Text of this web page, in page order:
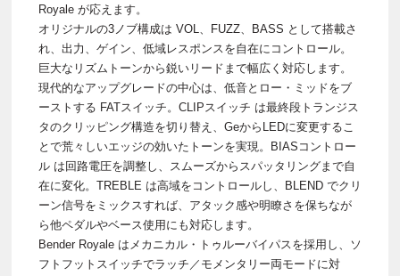
Royale が応えます。
オリジナルの3ノブ構成は VOL、FUZZ、BASS として搭載さ
れ、出力、ゲイン、低域レスポンスを自在にコントロール。
巨大なリズムトーンから鋭いリードまで幅広く対応します。
現代的なアップグレードの中心は、低音とロー・ミッドをブ
ーストする FATスイッチ。CLIPスイッチ は最終段トランジス
タのクリッピング構造を切り替え、GeからLEDに変更するこ
とで荒々しいエッジの効いたトーンを実現。BIASコントロー
ル は回路電圧を調整し、スムーズからスパッタリングまで自
在に変化。TREBLE は高域をコントロールし、BLEND でクリ
ーン信号をミックスすれば、アタック感や明瞭さを保ちなが
ら他ペダルやベース使用にも対応します。
Bender Royale はメカニカル・トゥルーバイパスを採用し、ソ
フトフットスイッチでラッチ／モメンタリー両モードに対